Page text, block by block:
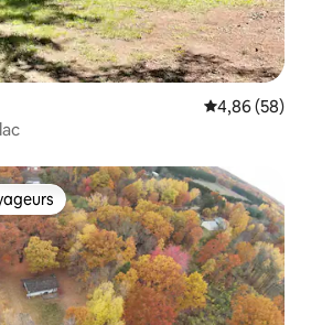
Évaluation
4,86 (58)
les plus appréciés